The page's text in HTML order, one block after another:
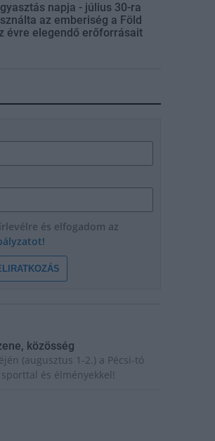
napja - július 30-ra
az emberiség a Föld
évre elegendő erőforrásait
és elfogadom az
közösség
(augusztus 1-2.) a Pécsi-tó
és élményekkel!